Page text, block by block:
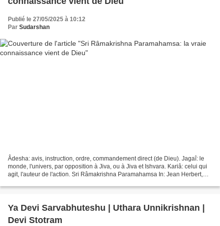
Publié le 27/05/2025 à 10:12
Par Sudarshan
Âdesha: avis, instruction, ordre, commandement direct (de Dieu). Jagaî: le
monde, l'univers, par opposition à Jiva, ou à Jiva et Ishvara. Kariâ: celui qui
agit, l'auteur de l'action. Sri Râmakrishna Paramahamsa In: Jean Herbert,
Ya Devi Sarvabhuteshu | Uthara Unnikrishnan |
Devi Stotram